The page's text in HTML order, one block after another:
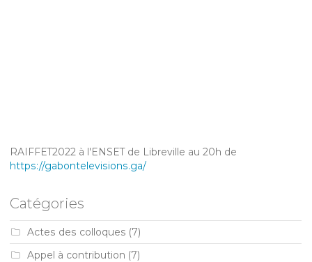
RAIFFET2022 à l'ENSET de Libreville au 20h de
https://gabontelevisions.ga/
Catégories
Actes des colloques (7)
Appel à contribution (7)